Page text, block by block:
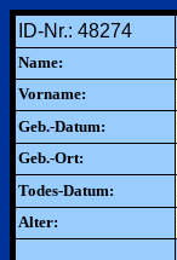
ID-Nr.: 48274
Name:
Vorname:
Geb.-Datum:
Geb.-Ort:
Todes-Datum:
Alter: